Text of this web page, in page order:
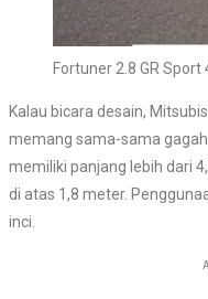
Fortuner 2.8 GR
Kalau bicara desain,
memang sama-sama
memiliki panjang lebih dari
di atas 1,8 meter.
inci.